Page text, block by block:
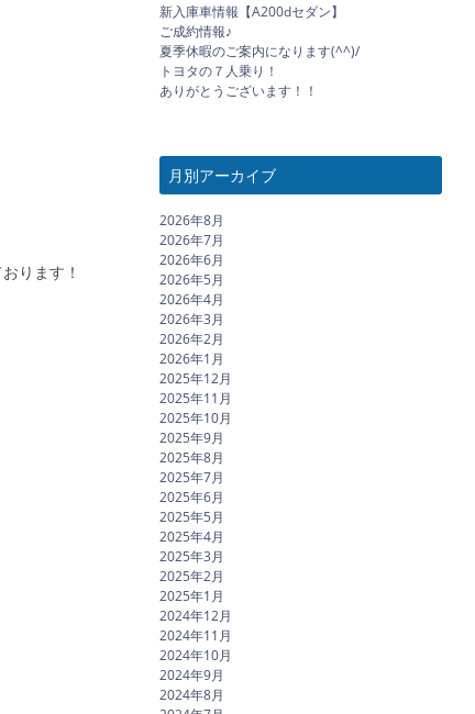
ります！
新入庫車情報【A200dセダン】
ご成約情報♪
夏季休暇のご案内になります(^^)/
トヨタの７人乗り！
ありがとうございます！！
月別アーカイブ
2026年8月
2026年7月
2026年6月
2026年5月
2026年4月
2026年3月
2026年2月
2026年1月
2025年12月
2025年11月
2025年10月
2025年9月
2025年8月
2025年7月
2025年6月
2025年5月
2025年4月
2025年3月
2025年2月
2025年1月
2024年12月
2024年11月
2024年10月
2024年9月
2024年8月